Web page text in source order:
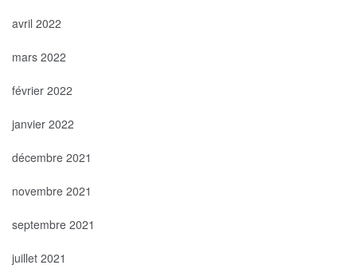
avril 2022
mars 2022
février 2022
janvier 2022
décembre 2021
novembre 2021
septembre 2021
juillet 2021